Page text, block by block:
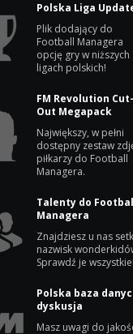
Polska Liga
Plik dodający do
Football Managera
opcję gry w niższych
ligach polskich!
FM Revolution
Out Megapack
Największy, w pełni
dostępny zestaw
piłkarzy do Football
Managera.
Talenty do
Managera
Znajdziesz u nas
nazwisk
Sprawdź je
Polska baza
dyskusja
Masz uwagi do